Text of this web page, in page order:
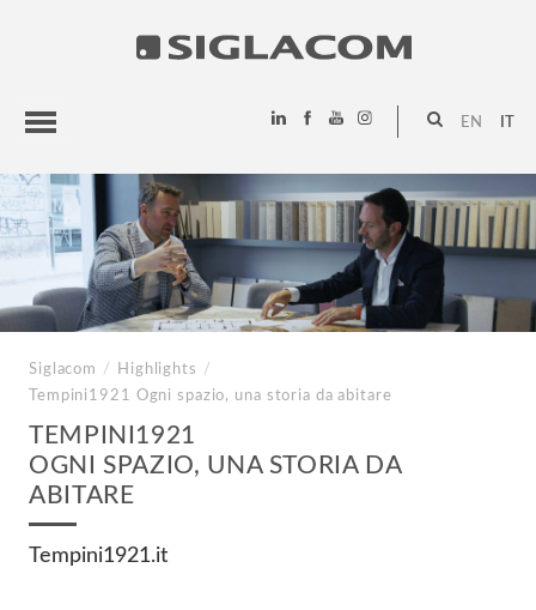
EN
HIGHLIGHTS
PROGETTI
SIGLACOM
Siglacom / Highlights
/
Tempini1921
Ogni spazio, una storia da abitare
TEMPINI1921
OGNI SPAZIO, UNA STORIA DA
ABITARE
Tempini1921.it